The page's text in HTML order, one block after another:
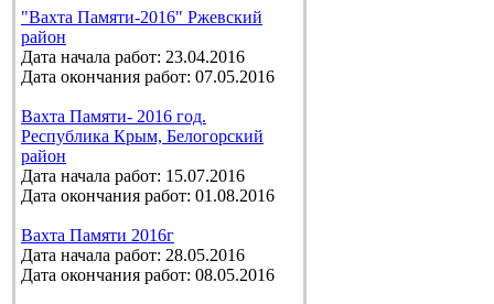
"Вахта Памяти-2016" Ржевский
район
Дата начала работ: 23.04.2016
Дата окончания работ: 07.05.2016
Вахта Памяти- 2016 год.
Республика Крым, Белогорский
район
Дата начала работ: 15.07.2016
Дата окончания работ: 01.08.2016
Вахта Памяти 2016г
Дата начала работ: 28.05.2016
Дата окончания работ: 08.05.2016